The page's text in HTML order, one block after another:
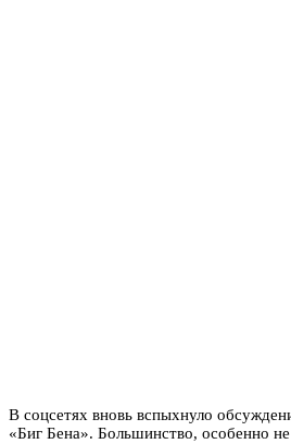
В соцсетях вновь вспыхнуло
«Биг Бена». Большинство, особенно